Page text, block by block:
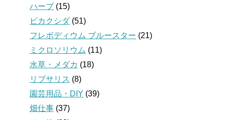
ハーブ (15)
ビカクシダ(51)
フレボディウム ブルースター (21)
ミクロソリウム (11)
水草・メダカ (18)
リプサリス (8)
園芸用品・DIY (39)
畑仕事 (37)